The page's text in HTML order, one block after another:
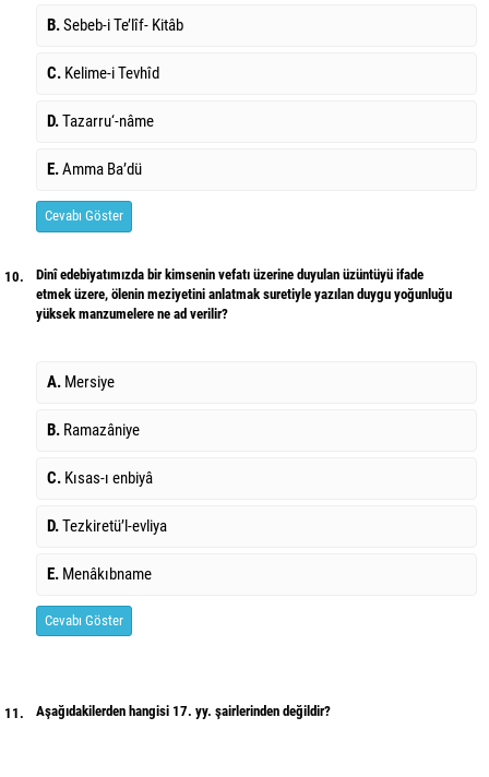
B.Sebeb-i Te’lîf- Kitâb
C. Kelime-i Tevhîd
D.Tazarru‘-nâme
E.Amma Ba’dü
Cevabı Göster
10.
Dinî edebiyatımızda bir kimsenin vefatı üzerine duyulan üzüntüyü ifade
etmek üzere, ölenin meziyetini anlatmak suretiyle yazılan duygu yoğunluğu
yüksek manzumelere ne ad verilir?
A. Mersiye
B. Ramazâniye
C. Kısas-ı enbiyâ
D.Tezkiretü’l-evliya
E. Menâkıbname
Cevabı Göster
11. Aşağıdakilerden hangisi 17. yy. şairlerinden değildir?